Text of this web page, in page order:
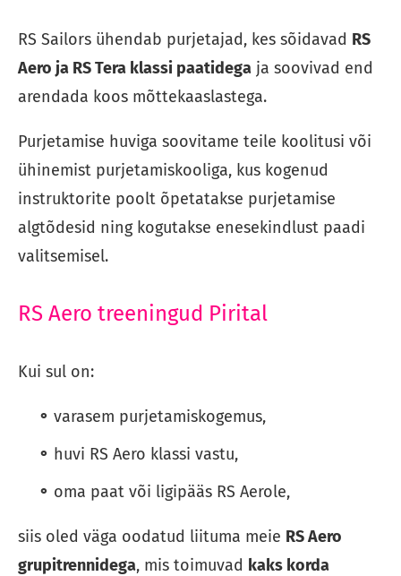
RS Sailors ühendab purjetajad, kes sõidavad RS
Aero ja RS Tera klassi paatidega ja soovivad end
arendada koos mõttekaaslastega.
Purjetamise huviga soovitame teile koolitusi või
ühinemist purjetamiskooliga, kus kogenud
instruktorite poolt õpetatakse purjetamise
algtõdesid ning kogutakse enesekindlust paadi
valitsemisel.
RS Aero treeningud Pirital
Kui sul on:
varasem purjetamiskogemus,
huvi RS Aero klassi vastu,
oma paat või ligipääs RS Aerole,
siis oled väga oodatud liituma meie RS Aero
grupitrennidega, mis toimuvad kaks korda